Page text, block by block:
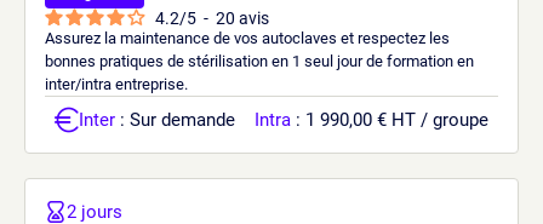
4.2/5 - 20 avis
Assurez la maintenance de vos autoclaves et respectez les
bonnes pratiques de stérilisation en 1 seul jour de formation en
inter/intra entreprise.
Inter : Sur demande Intra : 1 990,00 € HT / groupe
2 jours